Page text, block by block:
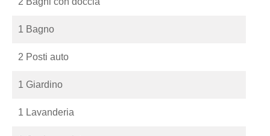
1 Bagno
2 Posti auto
1 Giardino
1 Lavanderia